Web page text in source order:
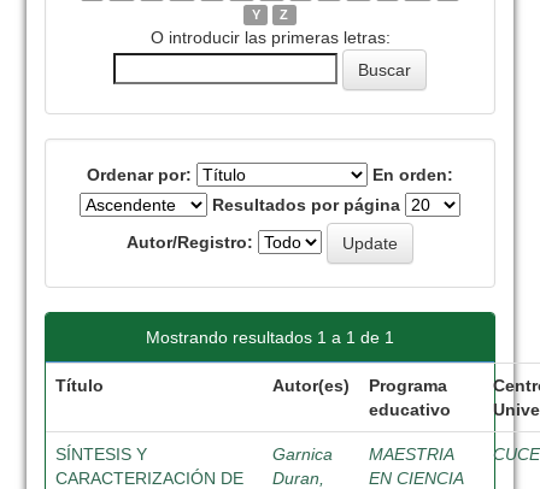
Y
Z
O introducir las primeras letras:
Ordenar por:
En orden:
Resultados por página
Autor/Registro:
Mostrando resultados 1 a 1 de 1
Título Autor(es)
Programa
educativo
SÍNTESIS Y
CARACTERIZACIÓN DE
Garnica
Duran,
MAESTRIA
EN CIENCIA